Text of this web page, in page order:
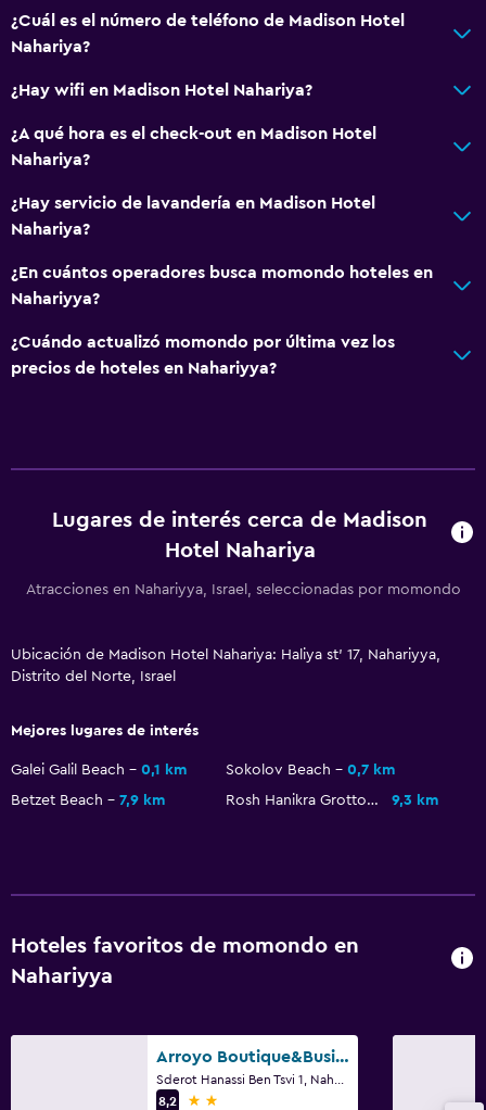
¿Cuál es el número de teléfono de Madison Hotel
Nahariya?
¿Hay wifi en Madison Hotel Nahariya?
¿A qué hora es el check-out en Madison Hotel
Nahariya?
¿Hay servicio de lavandería en Madison Hotel
Nahariya?
¿En cuántos operadores busca momondo hoteles en
Nahariyya?
¿Cuándo actualizó momondo por última vez los
precios de hoteles en Nahariyya?
Lugares de interés cerca de Madison
Hotel Nahariya
Atracciones en Nahariyya, Israel, seleccionadas por momondo
Ubicación de Madison Hotel Nahariya: Haliya st' 17, Nahariyya,
Distrito del Norte, Israel
Mejores lugares de interés
Galei Galil Beach 0,1 km Sokolov Beach
0,7 km
Betzet Beach
7,9 km Rosh Hanikra Grottoes 9,3 km
Hoteles favoritos de momondo en
Nahariyya
Arroyo Boutique&Business Hotel- By Star Hotels
8,2
2 estrellas